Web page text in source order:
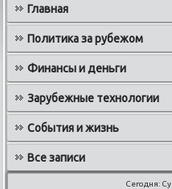
Главная
Политика за рубежом
Финансы и деньги
Зарубежные технологии
События и жизнь
Все записи
Сегодня: